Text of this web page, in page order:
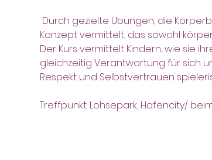
Konzept vermittelt, das sowohl
Der Kurs vermittelt Kindern, wie sie
gleichzeitig Verantwortung für sich
Respekt und Selbstvertrauen
Treffpunkt: Lohsepark, Hafencity/